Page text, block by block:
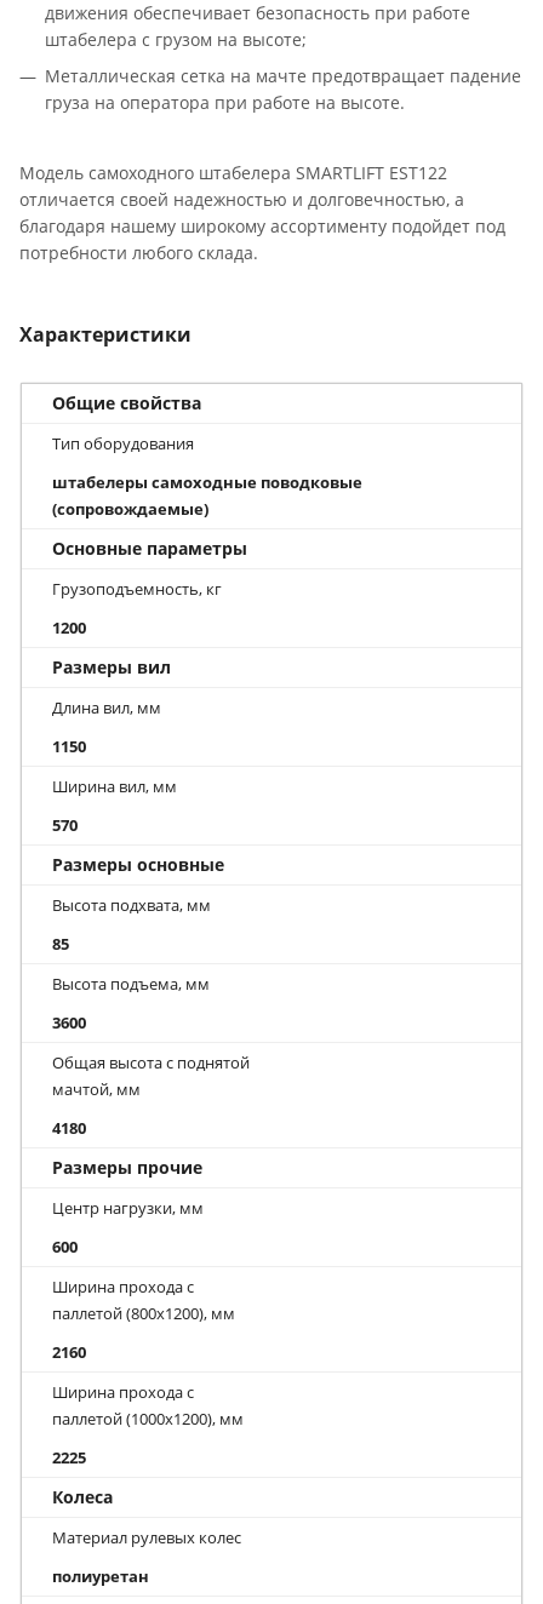
движения обеспечивает безопасность при работе
штабелера с грузом на высоте;
Металлическая сетка на мачте предотвращает падение
груза на оператора при работе на высоте.
Модель самоходного штабелера SMARTLIFT EST122
отличается своей надежностью и долговечностью, а
благодаря нашему широкому ассортименту подойдет под
потребности любого склада.
Характеристики
Общие свойства
Тип оборудования
штабелеры самоходные поводковые
(сопровождаемые)
Основные параметры
Грузоподъемность, кг
1200
Размеры вил
Длина вил, мм
1150
Ширина вил, мм
570
Размеры основные
Высота подхвата, мм
85
Высота подъема, мм
3600
Общая высота с поднятой
мачтой, мм
4180
Размеры прочие
Центр нагрузки, мм
600
Ширина прохода с
паллетой (800х1200), мм
2160
Ширина прохода с
паллетой (1000х1200), мм
2225
Колеса
Материал рулевых колес
полиуретан